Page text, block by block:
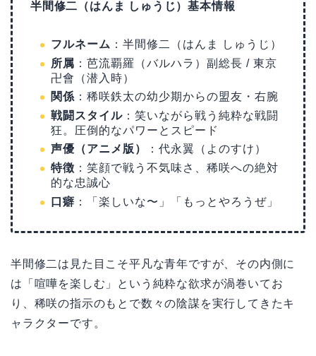
半間修二（はんま しゅうじ）基本情報
フルネーム ：半間修二（はんま しゅうじ）
所属 ：芭流覇羅（バルハラ）副総長 / 東京
卍會（潜入時）
関係 ：稀咲鉄太の幼少期からの盟友・右腕
戦闘スタイル ：笑いながら戦う純粋な戦闘
狂。圧倒的なパワーとスピード
声優（アニメ版）
：代永翼（よのすけ）
特徴 ：笑顔で戦う不気味さ、稀咲への絶対
的な忠誠心
口癖 ：「楽しいな〜」「もっとやろうぜ」
半間修二は見た目こそ平凡な青年ですが、その内側に
は「喧嘩を楽しむ」という純粋な欲求が渦巻いてお
り、稀咲の指示のもとで数々の陰謀を実行してきたキ
ャラクターです。